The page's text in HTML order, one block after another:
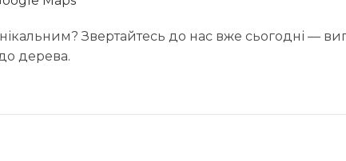
Звертайтесь до нас вже сьогодні —
дерева.